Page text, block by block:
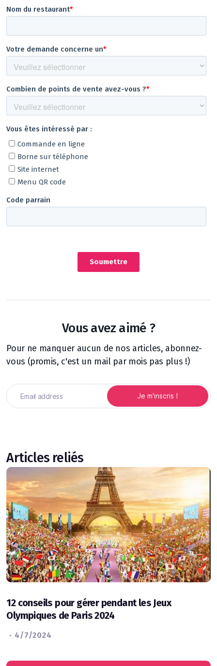
Vous avez aimé ?
Pour ne manquer aucun de nos articles, abonnez-
vous (promis, c'est un mail par mois pas plus !)
Articles reliés
12 conseils pour gérer pendant les Jeux
Olympiques de Paris 2024
· 4/7/2024